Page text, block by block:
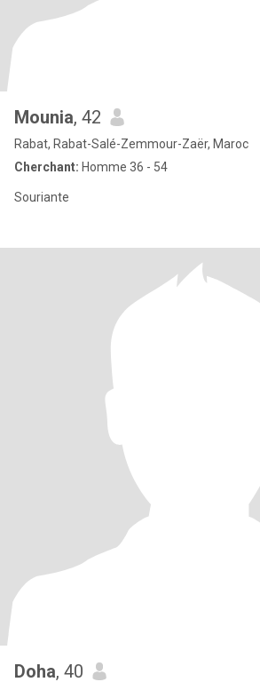
Mounia, 42
Rabat, Rabat-Salé-Zemmour-Zaër, Maroc
Cherchant: Homme 36 - 54
Souriante
Doha, 40